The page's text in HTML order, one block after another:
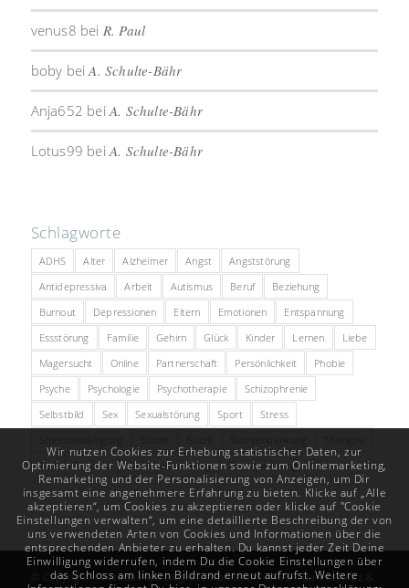
venus8 bei R. Paul
boby beiA. Schulte-Bähr
Anja652 bei A. Schulte-Bähr
Lotus99 bei A. Schulte-Bähr
Schlagworte
ADHS Alter Alzheimer Angst
Angststörung
Antidepressiva
Arbeit Autismus Beruf
Beziehung
Burnout
Depressionen Eltern Emotionen
Entspannung
Essstörung
Familie Gehirn Glück Kinder Lernen
Liebe
Magersucht
Online Partnerschaft Persönlichkeit
Phobie
Psyche
Psychologie Psychotherapie
Schizophrenie
Selbstbild
Sex Sexualstörung Sport
Stress
Tod
Trauma Verhaltensstörung Zwangsstörung
© Copyright -Vistano Psychologie -Impressum-AGB-Datenschutz &
Wir nutzen Cookies zur Erhebung statistischer Daten, zur
Optimierung der Website-Funktionen sowie zum Onlinemarketing,
Remarketing und der Personalisierung von Anzeigen, um Dir
insgesamt eine angenehmere Erfahrung zu bieten. Klicke auf „Alle
akzeptieren“, um Cookies zu akzeptieren oder klicke auf "Cookie
Einstellungen verwalten“, um eine detaillierte Beschreibung der von
uns verwendeten Arten von Cookies und Informationen über die
entsprechenden Anbieter zu erhalten. Du kannst jeder Zeit Deine
Einwilligung widerrufen, indem Du die Cookie Einstellungen über
das Schloss am linken Bildrand erneut aufrufst. Weitere